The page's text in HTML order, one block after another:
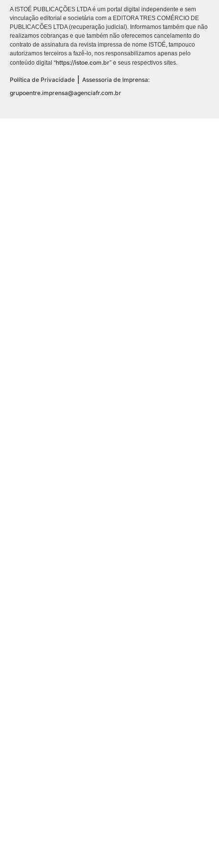
A ISTOÉ PUBLICAÇÕES LTDA é um portal digital independente e sem
vinculação editorial e societária com a EDITORA TRES COMÉRCIO DE
PUBLICACÕES LTDA (recuperação judicial). Informamos também que não
realizamos cobranças e que também não oferecemos cancelamento do
contrato de assinatura da revista impressa de nome ISTOÉ, tampouco
autorizamos terceiros a fazê-lo, nos responsabilizamos apenas pelo
conteúdo digital “https://istoe.com.br” e seus respectivos sites.
Política de Privacidade
Assessoria de Imprensa:
grupoentre.imprensa@agenciafr.com.br